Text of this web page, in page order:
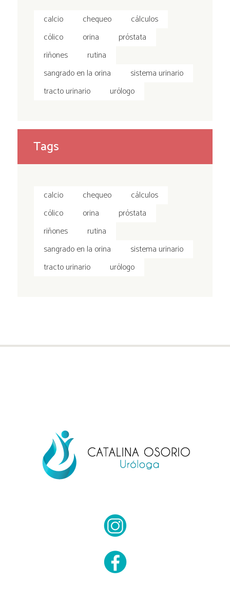
calcio chequeo
cálculos
cólico
orina
próstata
riñones
rutina
sangrado en la orina
sistema urinario
tracto urinario
urólogo
Tags
calcio chequeo
cálculos
cólico
orina
próstata
riñones
rutina
sangrado en la orina
sistema urinario
tracto urinario
urólogo